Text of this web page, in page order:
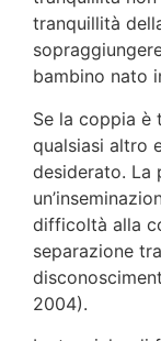
tranquillità
bambino nato
Se la coppia è
qualsiasi altro
desiderato. La
difficoltà alla
separazione
2004).